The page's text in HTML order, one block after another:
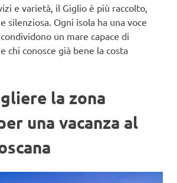
e varietà, il Giglio è più raccolto,
silenziosa. Ogni isola ha una voce
un mare capace di
chi conosce già bene la costa
la zona
una vacanza al